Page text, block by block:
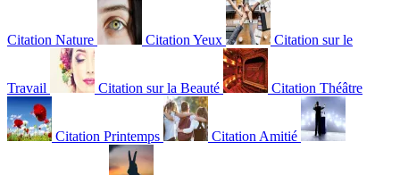
Citation Nature Citation Yeux Citation sur le
Travail Citation sur la Beauté Citation Théâtre
Citation Printemps Citation Amitié